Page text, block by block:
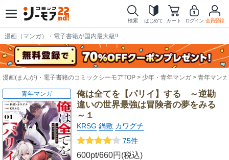
検索 はじめて カート ログイン 会員登録
漫画（マンガ）・電子書籍が国内最大級!!
漫画(まんが)・電子書籍のコミックシーモアTOP 少年・青年マンガ 青年マンガ
俺は全てを【パリイ】する ～逆勘
違いの世界最強は冒険者の夢をみる
～１
KRSG 鍋敷 カワグチ
75件
600pt/660円(税込)
青年マンガ